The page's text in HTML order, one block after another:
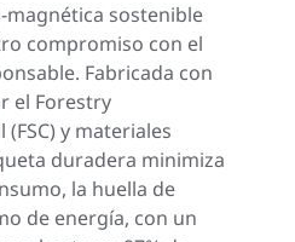
magnética sostenible
compromiso con el
Fabricada con
el Forestry
y materiales
duradera minimiza
la huella de
de energía, con un